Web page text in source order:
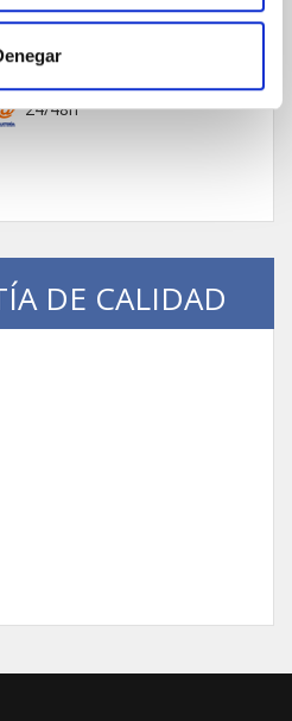
24/48h
DE CALIDAD